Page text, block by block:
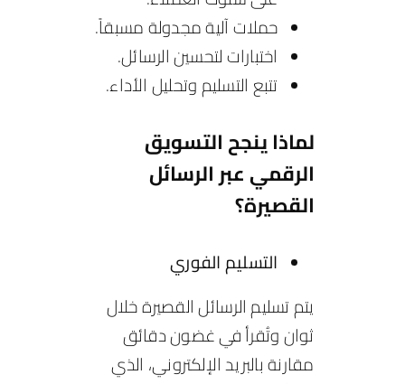
حملات آلية مجدولة مسبقاً.
اختبارات لتحسين الرسائل.
تتبع التسليم وتحليل الأداء.
لماذا ينجح التسويق
الرقمي عبر الرسائل
القصيرة؟
التسليم الفوري
يتم تسليم الرسائل القصيرة خلال
ثوان وتُقرأ في غضون دقائق
مقارنة بالبريد الإلكتروني، الذي